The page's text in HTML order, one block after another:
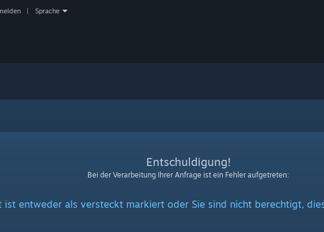
Sprache
Entschuldigung!
Bei der Verarbeitung Ihrer Anfrage ist ein Fehler aufgetreten:
ist entweder als versteckt markiert oder Sie sind nicht berechtigt,